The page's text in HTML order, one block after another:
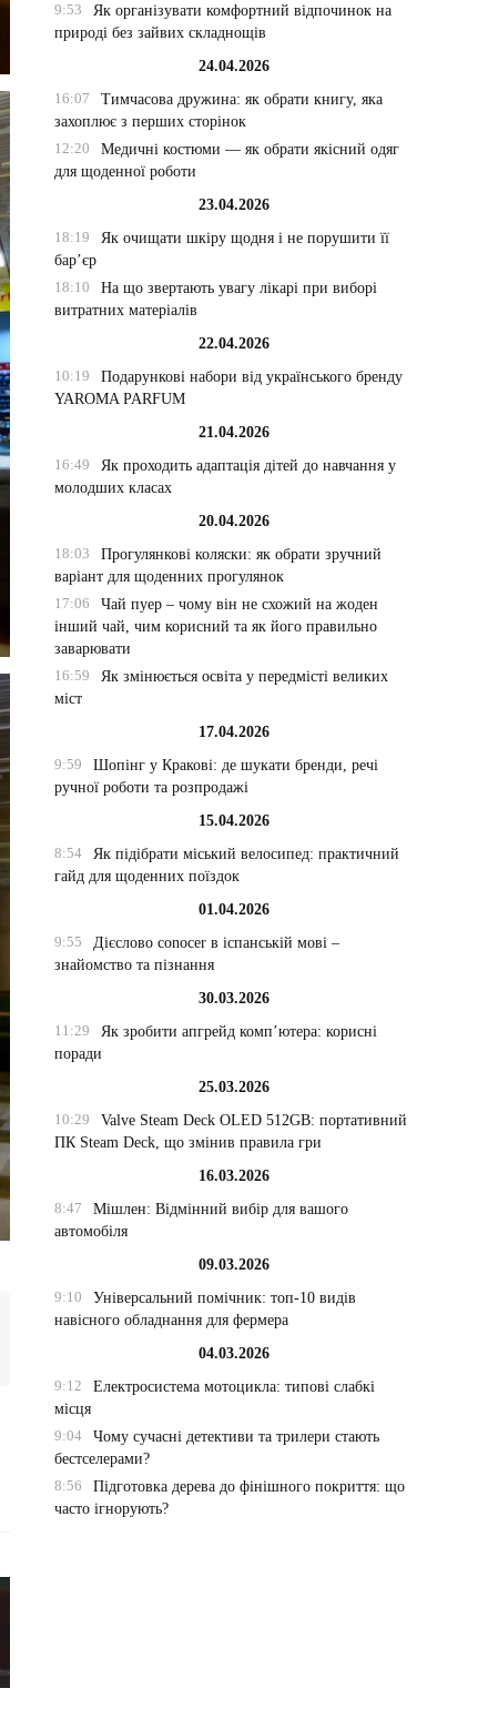
9:53
Як організувати комфортний відпочинок на
природі без зайвих складнощів
24.04.2026
16:07
Тимчасова дружина: як обрати книгу, яка
захоплює з перших сторінок
12:20
Медичні костюми — як обрати якісний одяг
для щоденної роботи
23.04.2026
18:19
Як очищати шкіру щодня і не порушити її
бар’єр
18:10
На що звертають увагу лікарі при виборі
витратних матеріалів
22.04.2026
10:19
Подарункові набори від українського бренду
YAROMA PARFUM
21.04.2026
16:49
Як проходить адаптація дітей до навчання у
молодших класах
20.04.2026
18:03
Прогулянкові коляски: як обрати зручний
варіант для щоденних прогулянок
17:06
Чай пуер – чому він не схожий на жоден
інший чай, чим корисний та як його правильно
заварювати
16:59
Як змінюється освіта у передмісті великих
міст
17.04.2026
9:59
Шопінг у Кракові: де шукати бренди, речі
ручної роботи та розпродажі
15.04.2026
8:54
Як підібрати міський велосипед: практичний
гайд для щоденних поїздок
01.04.2026
9:55
Дієслово conocer в іспанській мові –
знайомство та пізнання
30.03.2026
11:29
Як зробити апгрейд комп’ютера: корисні
поради
25.03.2026
10:29
Valve Steam Deck OLED 512GB: портативний
ПК Steam Deck, що змінив правила гри
16.03.2026
8:47
Мішлен: Відмінний вибір для вашого
автомобіля
09.03.2026
9:10
Універсальний помічник: топ-10 видів
навісного обладнання для фермера
04.03.2026
9:12
Електросистема мотоцикла: типові слабкі
місця
9:04
Чому сучасні детективи та трилери стають
бестселерами?
8:56
Підготовка дерева до фінішного покриття: що
часто ігнорують?